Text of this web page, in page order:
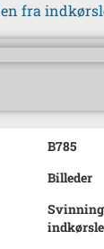
fra
B785
Billeder